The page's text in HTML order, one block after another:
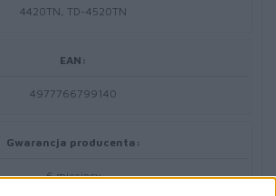
4420TN, TD-4520TN
EAN:
4977766799140
Gwarancja producenta:
6 miesięcy